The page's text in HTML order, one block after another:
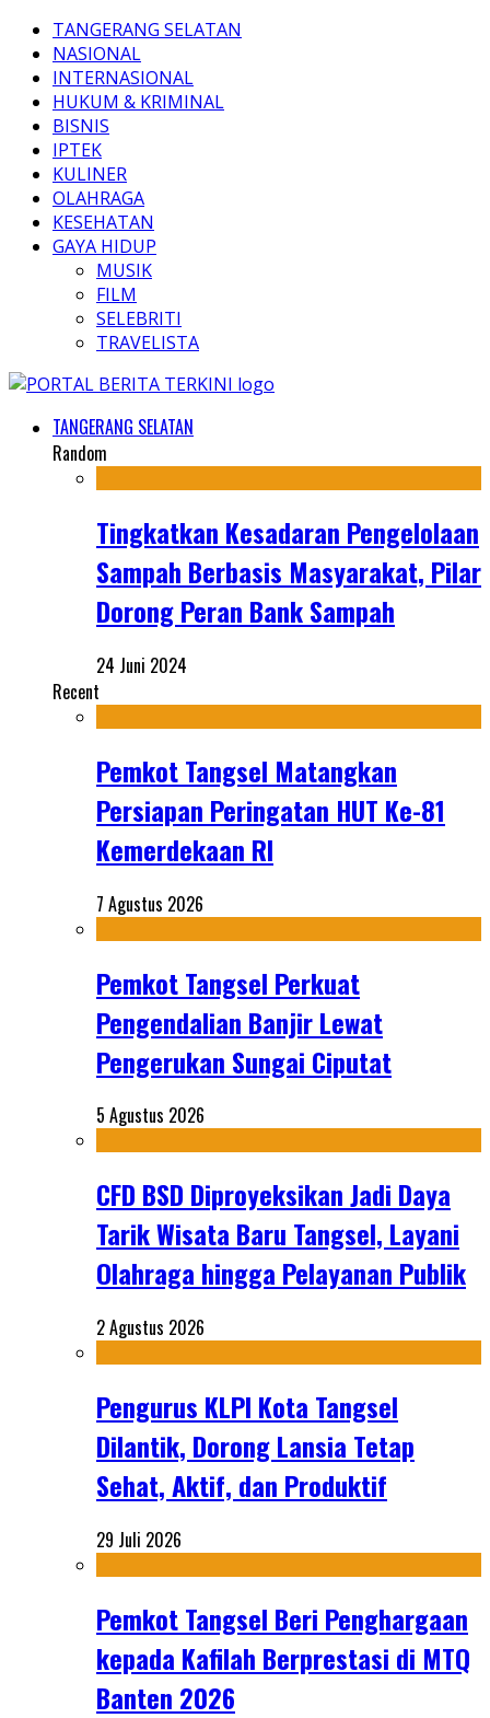
TANGERANG SELATAN
NASIONAL
INTERNASIONAL
HUKUM & KRIMINAL
BISNIS
IPTEK
KULINER
OLAHRAGA
KESEHATAN
GAYA HIDUP
MUSIK
FILM
SELEBRITI
TRAVELISTA
TANGERANG SELATAN
Random
Tingkatkan Kesadaran Pengelolaan
Sampah Berbasis Masyarakat, Pilar
Dorong Peran Bank Sampah
24 Juni 2024
Recent
Pemkot Tangsel Matangkan
Persiapan Peringatan HUT Ke-81
Kemerdekaan RI
7 Agustus 2026
Pemkot Tangsel Perkuat
Pengendalian Banjir Lewat
Pengerukan Sungai Ciputat
5 Agustus 2026
CFD BSD Diproyeksikan Jadi Daya
Tarik Wisata Baru Tangsel, Layani
Olahraga hingga Pelayanan Publik
2 Agustus 2026
Pengurus KLPI Kota Tangsel
Dilantik, Dorong Lansia Tetap
Sehat, Aktif, dan Produktif
29 Juli 2026
Pemkot Tangsel Beri Penghargaan
kepada Kafilah Berprestasi di MTQ
Banten 2026